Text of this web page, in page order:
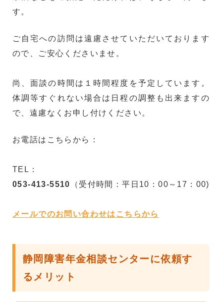
す。
ご自宅への訪問は遠慮させていただいております
ので、ご安心くださいませ。
尚、面談の時間は１時間程度を予定しています。
体調等すぐれない場合は日程の調整も出来ますの
で、遠慮なくお申し付けください。
お電話はこちらから：
TEL：
053-413-5510
（受付時間：平日10：00～17：00)
メールでのお問い合わせはこちらから
静岡障害年金相談センターに依頼す
るメリット